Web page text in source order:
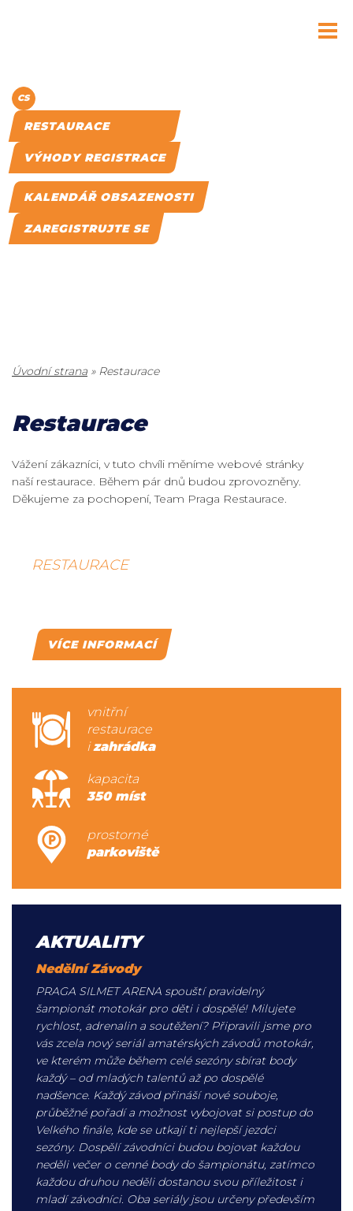
CS
RESTAURACE
VÝHODY REGISTRACE
KALENDÁŘ OBSAZENOSTI
ZAREGISTRUJTE SE
Úvodní strana » Restaurace
Restaurace
Vážení zákazníci, v tuto chvíli měníme webové stránky
naší restaurace. Během pár dnů budou zprovozněny.
Děkujeme za pochopení, Team Praga Restaurace.
RESTAURACE
VÍCE INFORMACÍ
vnitřní
restaurace
izahrádka
kapacita
350 míst
prostorné
parkoviště
AKTUALITY
Nedělní Závody
PRAGA SILMET ARENA spouští pravidelný
šampionát motokár pro děti i dospělé! Milujete
rychlost, adrenalin a soutěžení? Připravili jsme pro
vás zcela nový seriál amatérských závodů motokár,
ve kterém může během celé sezóny sbírat body
každý – od mladých talentů až po dospělé
nadšence. Každý závod přináší nové souboje,
průběžné pořadí a možnost vybojovat si postup do
Velkého finále, kde se utkají ti nejlepší jezdci
sezóny. Dospělí závodníci budou bojovat každou
neděli večer o cenné body do šampionátu, zatímco
každou druhou neděli dostanou svou příležitost i
mladí závodníci. Oba seriály jsou určeny především